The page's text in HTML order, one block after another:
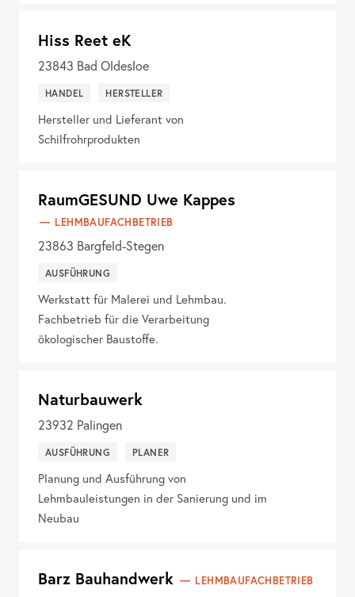
Hiss Reet eK
23843 Bad Oldesloe
HANDEL HERSTELLER
Hersteller und Lieferant von
Schilfrohrprodukten
RaumGESUND Uwe Kappes
LEHMBAUFACHBETRIEB
23863 Bargfeld-Stegen
AUSFÜHRUNG
Werkstatt für Malerei und Lehmbau.
Fachbetrieb für die Verarbeitung
ökologischer Baustoffe.
Naturbauwerk
23932 Palingen
AUSFÜHRUNG PLANER
Planung und Ausführung von
Lehmbauleistungen in der Sanierung und im
Neubau
Barz Bauhandwerk LEHMBAUFACHBETRIEB